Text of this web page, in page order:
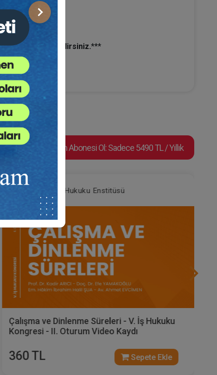
Sonraki
Yararlanabilirsiniz.***
Video Eğitim Abonesi Ol: Sadece 5490 TL / Yıllık
Tüketici Hukuku Enstitüsü
Çalışma ve Dinlenme Süreleri - V. İş Hukuku
Kongresi - II. Oturum Video Kaydı
360 TL Sepete Ekle